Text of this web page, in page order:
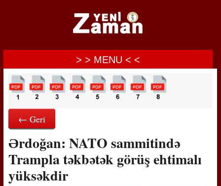
> > MENU < <
← Geri
Ərdoğan: NATO sammitində
Trampla təkbətək görüş ehtimalı
yüksəkdir